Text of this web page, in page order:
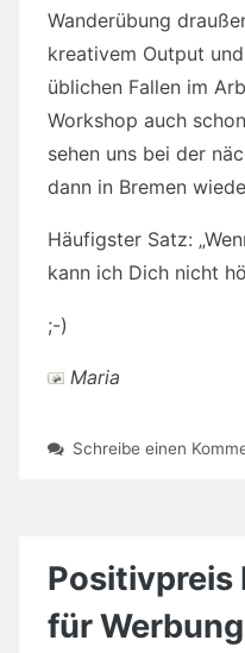
Wanderübung
kreativem Output
üblichen Fallen im
Workshop auch
sehen uns bei der
dann in Bremen
Häufigster Satz:
kann ich Dich nicht
;-)
Maria
Schreibe einen
Positivpreis
für